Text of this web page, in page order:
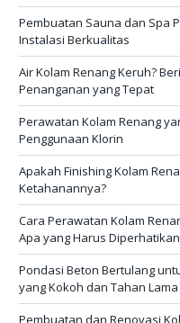
Pembuatan Sauna dan Spa
Instalasi Berkualitas
Air Kolam Renang Keruh?
Penanganan yang Tepat
Perawatan Kolam Renang
Penggunaan Klorin
Apakah Finishing Kolam
Ketahanannya?
Cara Perawatan Kolam
Apa yang Harus
Pondasi Beton Bertulang
yang Kokoh dan Tahan
Pembuatan dan Renovasi